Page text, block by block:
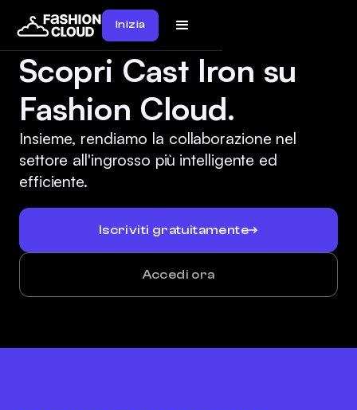
Inizia
Scopri Cast Iron su
Fashion Cloud.
Insieme, rendiamo la collaborazione nel
settore all'ingrosso più intelligente ed
efficiente.
Iscriviti gratuitamente
Accedi ora